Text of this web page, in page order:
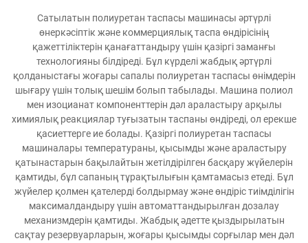
Сатылатын полиуретан таспасы машинасы әртүрлі
өнеркәсіптік және коммерциялық таспа өндірісінің
қажеттіліктерін қанағаттандыру үшін қазіргі заманғы
технологияны білдіреді. Бұл күрделі жабдық әртүрлі
қолданыстағы жоғары сапалы полиуретан таспасы өнімдерін
шығару үшін толық шешім болып табылады. Машина полиол
мен изоцианат компоненттерін дәл араластыру арқылы
химиялық реакциялар туғызатын таспаны өндіреді, ол ерекше
қасиеттерге ие болады. Қазіргі полиуретан таспасы
машиналары температураны, қысымды және араластыру
қатынастарын бақылайтын жетілдірілген басқару жүйелерін
қамтиды, бұл сапаның тұрақтылығын қамтамасыз етеді. Бұл
жүйелер қолмен қателерді болдырмау және өндіріс тиімділігін
максималдандыру үшін автоматтандырылған дозалау
механизмдерін қамтиды. Жабдық әдетте қыздырылатын
сақтау резервуарларын, жоғары қысымды сорғылар мен дәл